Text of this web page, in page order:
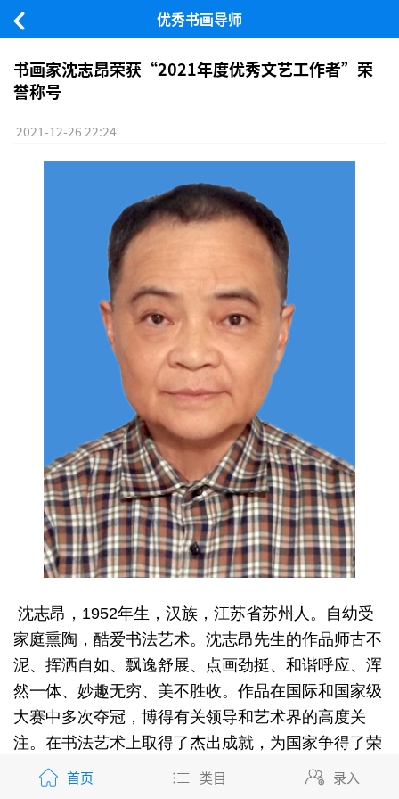
优秀书画导师
书画家沈志昂荣获“2021年度优秀文艺工作者”荣
誉称号
2021-12-26 22:24
沈志昂，1952年生，汉族，江苏省苏州人。自幼受
家庭熏陶，酷爱书法艺术。沈志昂先生的作品师古不
泥、挥洒自如、飘逸舒展、点画劲挺、和谐呼应、浑
然一体、妙趣无穷、美不胜收。作品在国际和国家级
大赛中多次夺冠，博得有关领导和艺术界的高度关
注。在书法艺术上取得了杰出成就，为国家争得了荣
誉。作品在世界最高艺术殿堂法国卢浮宫、美国纽
首页 类目 录入